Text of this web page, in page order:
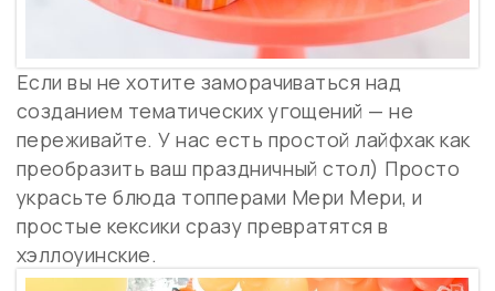
Если вы не хотите заморачиваться над
созданием тематических угощений — не
переживайте. У нас есть простой лайфхак как
преобразить ваш праздничный стол) Просто
украсьте блюда топперами Мери Мери, и
простые кексики сразу превратятся в
хэллоуинские.